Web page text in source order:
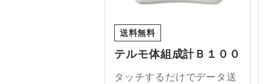
送料無料
テルモ体組成計Ｂ１００
タッチするだけでデータ送